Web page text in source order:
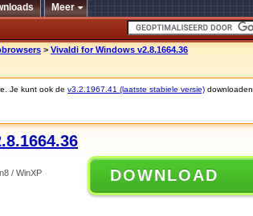
Meer
> Vivaldi for Windows v2.8.1664.36
Je kunt ook de v3.2.1967.41 (laatste stabiele versie) downloaden.
/ WinXP
DOWNLOAD